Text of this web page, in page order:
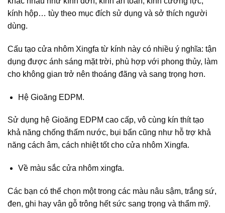
kính hộp… tùy theo mục đích sử dụng và sở thích người
dùng.
Cấu tạo cửa nhôm Xingfa từ kính này có nhiều ý nghĩa: tận
dụng được ánh sáng mặt trời, phù hợp với phong thủy, làm
cho không gian trở nên thoáng đãng và sang trọng hơn.
Hệ Gioăng EDPM.
Sử dụng hệ Gioăng EDPM cao cấp, vô cùng kín thít tạo
khả năng chống thấm nước, bụi bẩn cũng như hỗ trợ khả
năng cách âm, cách nhiệt tốt cho cửa nhôm Xingfa.
Về màu sắc cửa nhôm xingfa.
Các bạn có thể chọn một trong các màu nâu sậm, trắng sứ,
đen, ghi hay vân gỗ trông hết sức sang trọng và thẩm mỹ.